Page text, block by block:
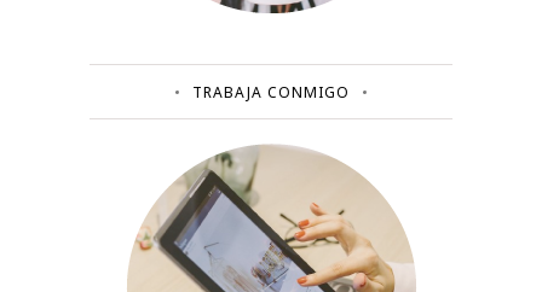
TRABAJA CONMIGO